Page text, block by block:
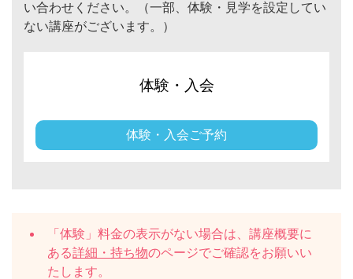
い合わせください。（一部、体験・見学を設定してい
ない講座がございます。）
体験・入会
体験・入会ご予約
「体験」料金の表示がない場合は、講座概要に
ある詳細・持ち物のページでご確認をお願いい
たします。